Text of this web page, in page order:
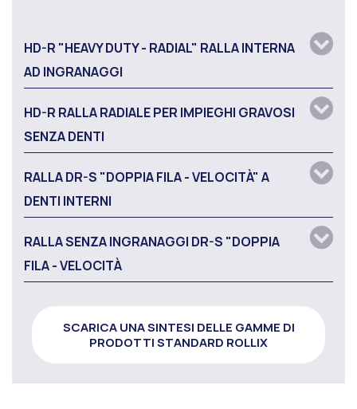
HD-R "HEAVY DUTY - RADIAL" RALLA INTERNA
AD INGRANAGGI
HD-R RALLA RADIALE PER IMPIEGHI GRAVOSI
SENZA DENTI
RALLA DR-S "DOPPIA FILA - VELOCITÀ" A
DENTI INTERNI
RALLA SENZA INGRANAGGI DR-S "DOPPIA
FILA - VELOCITÀ
SCARICA UNA SINTESI DELLE GAMME DI
PRODOTTI STANDARD ROLLIX